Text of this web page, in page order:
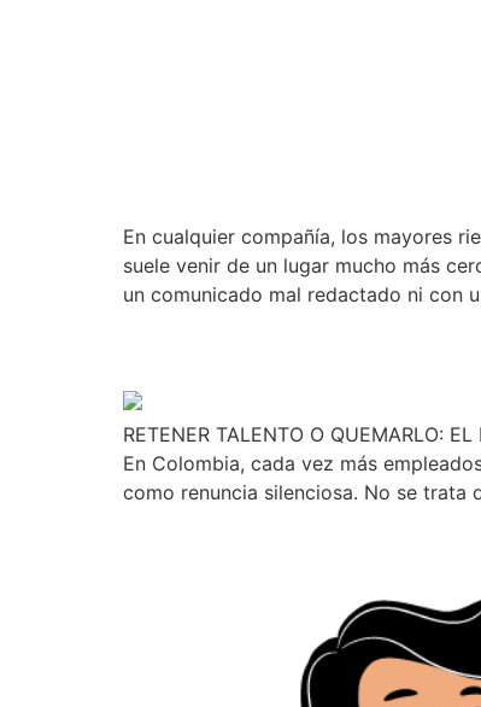
En cualquier compañía, los mayores
suele venir de un lugar mucho más
un comunicado mal redactado ni con
RETENER TALENTO O QUEMARLO:
En Colombia, cada vez más
como renuncia silenciosa. No se